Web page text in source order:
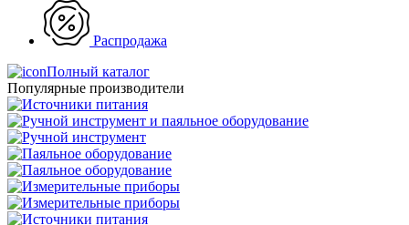
Распродажа
Полный каталог
Популярные производители